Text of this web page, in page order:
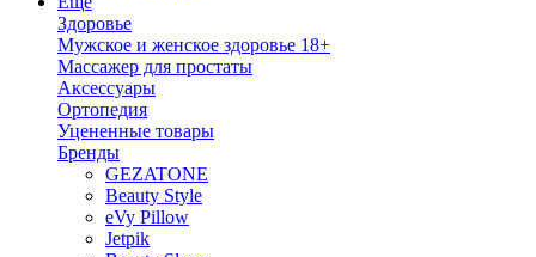
Здоровье
Мужское и женское здоровье 18+
Массажер для простаты
Аксессуары
Ортопедия
Уцененные товары
Бренды
GEZATONE
Beauty Style
eVy Pillow
Jetpik